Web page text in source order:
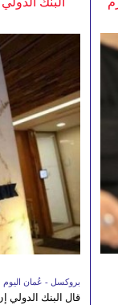
بروكسل - عُمان اليوم
قال البنك الدولي